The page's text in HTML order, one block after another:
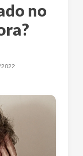
no